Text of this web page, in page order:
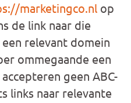
marketingco.nl op
de link naar die
relevant domein
ommegaande een
geen ABC-
links naar relevante